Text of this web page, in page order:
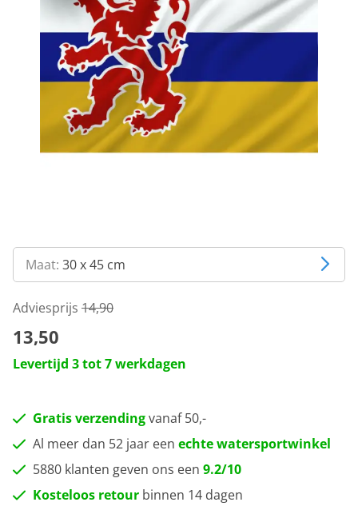
Maat: 30 x 45 cm
Adviesprijs 14,90
13,50
Levertijd 3 tot 7 werkdagen
Gratis verzendingvanaf 50,-
Al meer dan 52 jaar een echte watersportwinkel
5880 klanten geven ons een 9.2/10
Kosteloos retour binnen 14 dagen